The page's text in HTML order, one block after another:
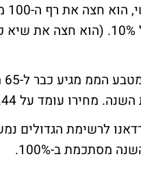
716 דולר לאחר עליה שבועית